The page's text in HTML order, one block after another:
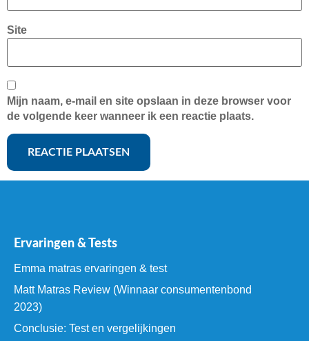
Site
Mijn naam, e-mail en site opslaan in deze browser voor
de volgende keer wanneer ik een reactie plaats.
Ervaringen & Tests
Emma matras ervaringen & test
Matt Matras Review (Winnaar consumentenbond
2023)
Conclusie: Test en vergelijkingen